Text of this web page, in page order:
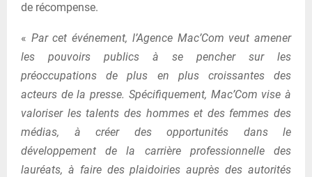
de récompense.
« Par cet événement, l’Agence Mac’Com veut amener
les pouvoirs publics à se pencher sur les
préoccupations de plus en plus croissantes des
acteurs de la presse. Spécifiquement, Mac’Com vise à
valoriser les talents des hommes et des femmes des
médias, à créer des opportunités dans le
développement de la carrière professionnelle des
lauréats, à faire des plaidoiries auprès des autorités